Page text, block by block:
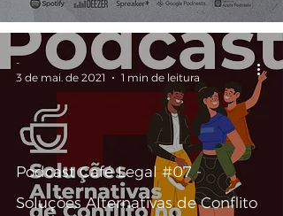
Podcast Café Legal #07 -
Soluções Alternativas de Conflito
-
3 de mai. de 2021
1 min de leitura